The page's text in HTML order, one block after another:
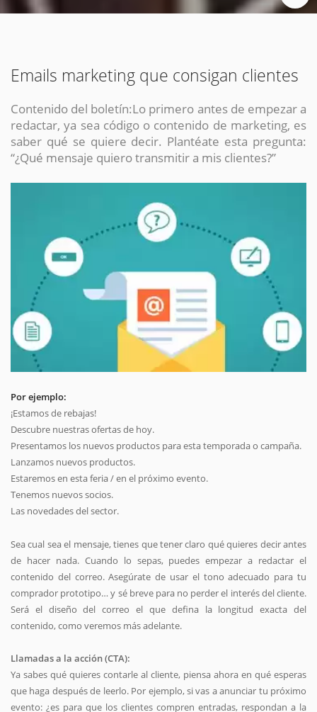
Emails marketing que consigan clientes
Contenido del boletín:Lo primero antes de empezar a
redactar, ya sea código o contenido de marketing, es
saber qué se quiere decir. Plantéate esta pregunta:
“¿Qué mensaje quiero transmitir a mis clientes?”
Por ejemplo:
¡Estamos de rebajas!
Descubre nuestras ofertas de hoy.
Presentamos los nuevos productos para esta temporada o campaña.
Lanzamos nuevos productos.
Estaremos en esta feria / en el próximo evento.
Tenemos nuevos socios.
Las novedades del sector.
Sea cual sea el mensaje, tienes que tener claro qué quieres decir antes
de hacer nada. Cuando lo sepas, puedes empezar a redactar el
contenido del correo. Asegúrate de usar el tono adecuado para tu
comprador prototipo… y sé breve para no perder el interés del cliente.
Será el diseño del correo el que defina la longitud exacta del
contenido, como veremos más adelante.
Llamadas a la acción (CTA):
Ya sabes qué quieres contarle al cliente, piensa ahora en qué esperas
que haga después de leerlo. Por ejemplo, si vas a anunciar tu próximo
evento: ¿es para que los clientes compren entradas, respondan a la